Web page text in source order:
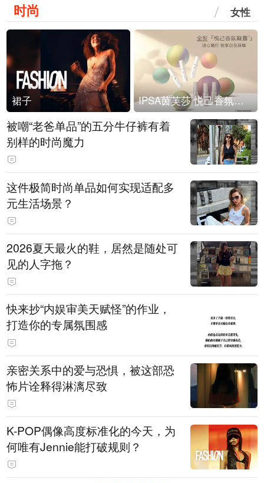
时尚 女性
裙子 IPSA茵芙莎 悦己香氛凝露上市
被嘲“老爸单品”的五分牛仔裤有着
别样的时尚魔力
这件极简时尚单品如何实现适配多
元生活场景？
2026夏天最火的鞋，居然是随处可
见的人字拖？
快来抄“内娱审美天赋怪”的作业，
打造你的专属氛围感
亲密关系中的爱与恐惧，被这部恐
怖片诠释得淋漓尽致
K-POP偶像高度标准化的今天，为
何唯有Jennie能打破规则？